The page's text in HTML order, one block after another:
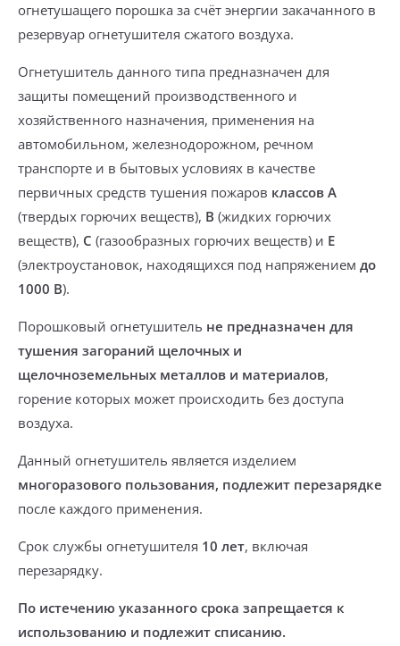
огнетушащего порошка за счёт энергии закачанного в
резервуар огнетушителя сжатого воздуха.
Огнетушитель данного типа предназначен для
защиты помещений производственного и
хозяйственного назначения, применения на
автомобильном, железнодорожном, речном
транспорте и в бытовых условиях в качестве
первичных средств тушения пожаров классов А
(твердых горючих веществ), В (жидких горючих
веществ), С (газообразных горючих веществ) и Е
(электроустановок, находящихся под напряжением до
1000 В).
Порошковый огнетушитель не предназначен для
тушения загораний щелочных и
щелочноземельных металлов и материалов,
горение которых может происходить без доступа
воздуха.
Данный огнетушитель является изделием
многоразового пользования, подлежит перезарядке
после каждого применения.
Срок службы огнетушителя 10 лет, включая
перезарядку.
По истечению указанного срока запрещается к
использованию и подлежит списанию.